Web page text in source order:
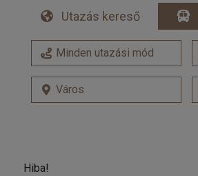
Utazás kereső
Hiba!